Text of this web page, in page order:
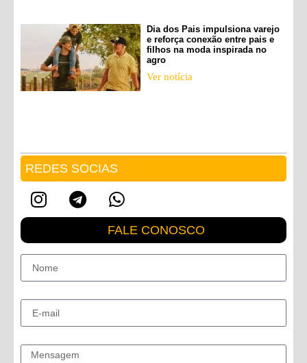
Dia dos Pais impulsiona varejo
e reforça conexão entre pais e
filhos na moda inspirada no
agro
Ver notícia
REDES SOCIAS
FALE CONOSCO